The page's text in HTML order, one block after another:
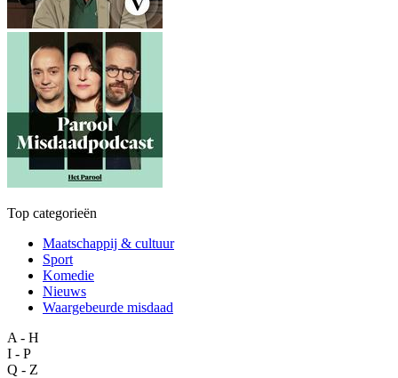
Top categorieën
Maatschappij & cultuur
Sport
Komedie
Nieuws
Waargebeurde misdaad
A - H
I - P
Q - Z